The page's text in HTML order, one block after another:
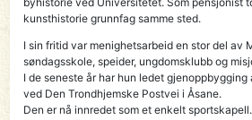
kunsthistorie grunnfag samme sted.
I sin fritid var menighetsarbeid en stor del av
søndagsskole, speider, ungdomsklubb og
I de seneste år har hun ledet
ved Den Trondhjemske Postvei i Åsane.
Den er nå innredet som et enkelt sportskapell.